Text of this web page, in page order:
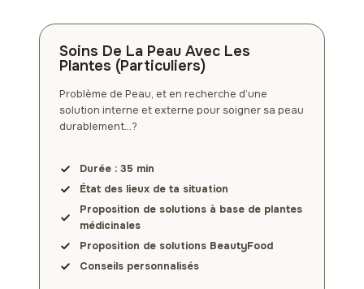
Soins De La Peau Avec Les
Plantes (Particuliers)
Problème de Peau, et en recherche d’une
solution interne et externe pour soigner sa peau
durablement…?
Durée : 35 min
État des lieux de ta situation
Proposition de solutions à base de plantes
médicinales
Proposition de solutions BeautyFood
Conseils personnalisés